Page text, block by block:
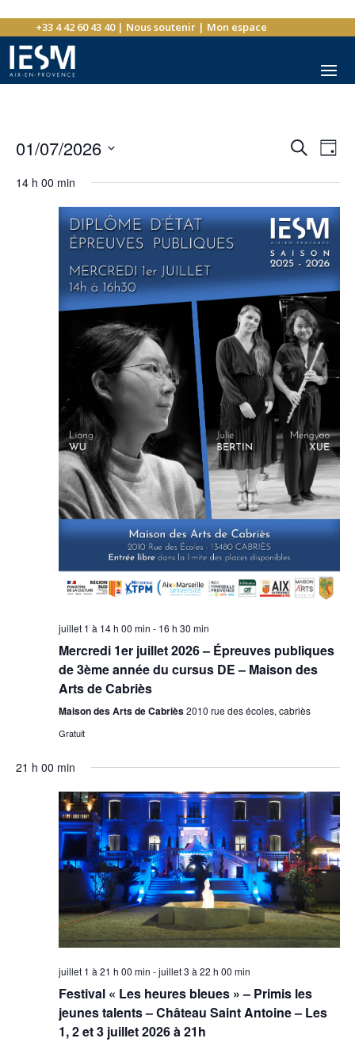
+33 4 42 60 43 40| Nous soutenir| Mon espace
de
vues
Recherche
de
Jour
01/07/2026
une
14 h 00 min
juillet 1 à 14 h 00 min - 16 h 30 min
Mercredi 1er juillet 2026 – Épreuves publiques
de 3ème année du cursus DE – Maison des
Arts de Cabriès
Maison des Arts de Cabriès2010 rue des écoles, cabriès
Gratuit
21 h 00 min
juillet 1 à 21 h 00 min -juillet 3 à 22 h 00 min
Festival « Les heures bleues » – Primis les
jeunes talents – Château Saint Antoine – Les
1, 2 et 3 juillet 2026 à 21h